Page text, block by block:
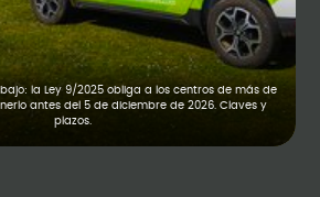
la Ley 9/2025 obliga a los centros de más de
antes del 5 de diciembre de 2026. Claves y
plazos.